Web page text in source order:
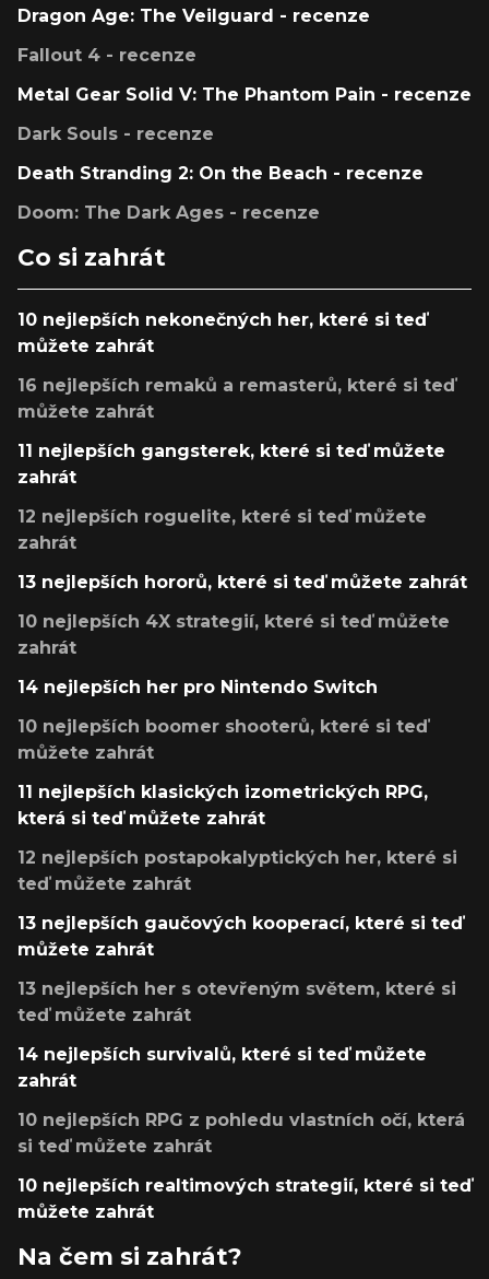
Dragon Age: The Veilguard - recenze
Fallout 4 - recenze
Metal Gear Solid V: The Phantom Pain - recenze
Dark Souls - recenze
Death Stranding 2: On the Beach - recenze
Doom: The Dark Ages - recenze
Co si zahrát
10 nejlepších nekonečných her, které si teď
můžete zahrát
16 nejlepších remaků a remasterů, které si teď
můžete zahrát
11 nejlepších gangsterek, které si teď můžete
zahrát
12 nejlepších roguelite, které si teď můžete
zahrát
13 nejlepších hororů, které si teď můžete zahrát
10 nejlepších 4X strategií, které si teď můžete
zahrát
14 nejlepších her pro Nintendo Switch
10 nejlepších boomer shooterů, které si teď
můžete zahrát
11 nejlepších klasických izometrických RPG,
která si teď můžete zahrát
12 nejlepších postapokalyptických her, které si
teď můžete zahrát
13 nejlepších gaučových kooperací, které si teď
můžete zahrát
13 nejlepších her s otevřeným světem, které si
teď můžete zahrát
14 nejlepších survivalů, které si teď můžete
zahrát
10 nejlepších RPG z pohledu vlastních očí, která
si teď můžete zahrát
10 nejlepších realtimových strategií, které si teď
můžete zahrát
Na čem si zahrát?